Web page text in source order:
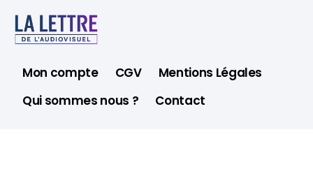
Mon compte CGV
Mentions Légales
Qui sommes nous ?
Contact